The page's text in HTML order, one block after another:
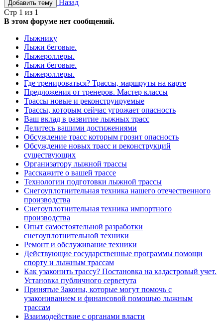
Добавить тему
Назад
Стр 1 из 1
В этом форуме нет сообщений.
Лыжнику
Лыжи беговые.
Лыжероллеры.
Лыжи беговые.
Лыжероллеры.
Где тренироваться? Трассы, маршруты на карте
Предложения от тренеров. Мастер классы
Трассы новые и реконструируемые
Трассы, которым сейчас угрожает опасность
Ваш вклад в развитие лыжных трасс
Делитесь вашими достижениями
Обсуждение трасс которым грозит опасность
Обсуждение новых трасс и реконструкций
существующих
Организатору лыжной трассы
Расскажите о вашей трассе
Технологии подготовки лыжной трассы
Снегоуплотнительная техника нашего отечественного
производства
Снегоуплотнительная техника импортного
производства
Опыт самостоятельной разработки
снегоуплотнительной техники
Ремонт и обслуживание техники
Действующие государственные программы помощи
спорту и лыжным трассам
Как узаконить трассу? Постановка на кадастровый учет.
Установка публичного серветута
Принятые Законы, которые могут помочь с
узакониванием и финансовой помощью лыжным
трассам
Взаимодействие с органами власти